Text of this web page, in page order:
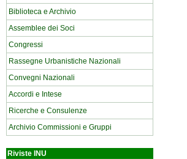
Biblioteca e Archivio
Assemblee dei Soci
Congressi
Rassegne Urbanistiche Nazionali
Convegni Nazionali
Accordi e Intese
Ricerche e Consulenze
Archivio Commissioni e Gruppi
Riviste INU